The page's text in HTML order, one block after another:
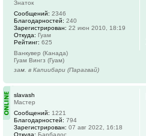
Знаток
Сообщений: 2346
Благодарностей: 240
Зарегистрирован: 22 июн 2010, 18:19
Откуда: Гуам
Рейтинг: 625
Ванкувер (Канада)
Гуам Вингз (Гуам)
зам. в Капиибари (Парагвай)
slavash
Мастер
Сообщений: 1221
Благодарностей: 794
Зарегистрирован: 07 авг 2022, 16:18
Откуда: Барбадос